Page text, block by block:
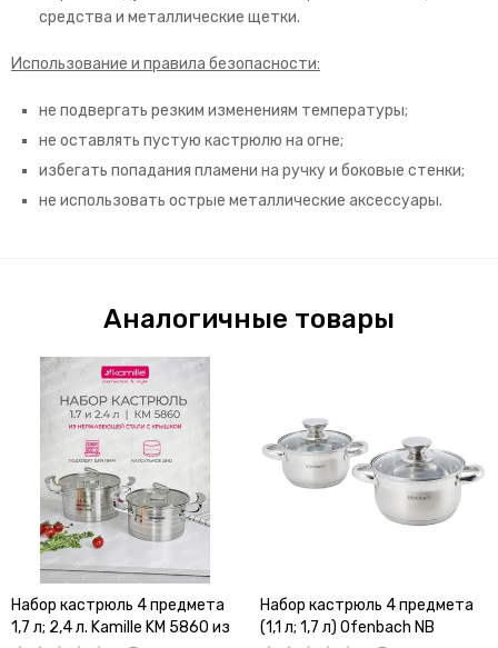
средства и металлические щетки.
Использование и правила безопасности:
не подвергать резким изменениям температуры;
не оставлять пустую кастрюлю на огне;
избегать попадания пламени на ручку и боковые стенки;
не использовать острые металлические аксессуары.
Аналогичные товары
Набор кастрюль 4 предмета
1,7 л; 2,4 л. Kamille KM 5860 из
Набор кастрюль 4 предмета
(1,1 л; 1,7 л) Ofenbach NB